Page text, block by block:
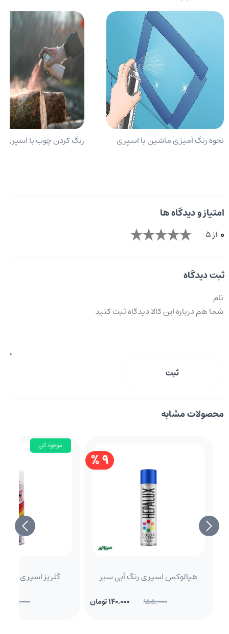
نحوه رنگ آمیزی ماشین با اسپری رنگ کردن چوب با اسپری
امتیاز و دیدگاه ها
0 از 5
ثبت دیدگاه
ثبت
محصولات مشابه
9 %
هپالوکس اسپری رنگ آبی سیر
155,000 140,000 تومان
موجود کن
گلریز اسپری کلر (24 عددی)
50,000